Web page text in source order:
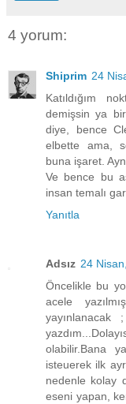
4 yorum:
Shiprim 24
Katıldığım
demişsin ya
diye, bence
elbette ama,
buna işaret.
Ve bence bu
insan temalı
Yanıtla
Adsız 24
Öncelikle bu
acele
olabilir.Bana
isteuerek ilk
nedenle kolay
eseni yapan,